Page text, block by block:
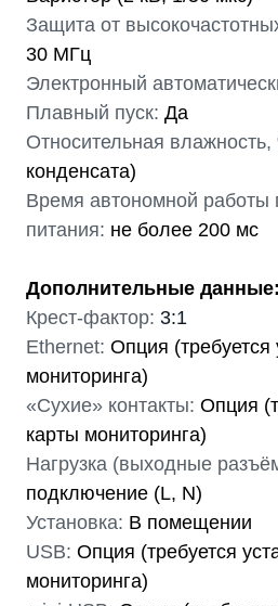
Защита от
30 МГц
Электронный
Плавный пуск: Да
Относительная влажность,
конденсата)
Время автономной работы
питания: не более 200 мс
Дополнительные данные:
Крест-фактор: 3:1
Ethernet: Опция (требуется
мониторинга)
«Сухие» контакты: Опция
карты мониторинга)
Нагрузка (выходные
подключение (L, N)
Установка: В помещении
USB: Опция (требуется
мониторинга)